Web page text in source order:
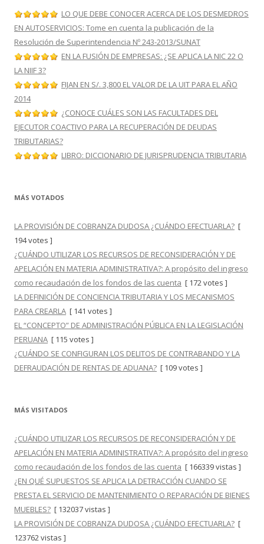
LO QUE DEBE CONOCER ACERCA DE LOS DESMEDROS
EN AUTOSERVICIOS: Tome en cuenta la publicación de la
Resolución de Superintendencia Nº 243-2013/SUNAT
EN LA FUSIÓN DE EMPRESAS: ¿SE APLICA LA NIC 22 O
LA NIIF 3?
FIJAN EN S/. 3,800 EL VALOR DE LA UIT PARA EL AÑO
2014
¿CONOCE CUÁLES SON LAS FACULTADES DEL
EJECUTOR COACTIVO PARA LA RECUPERACIÓN DE DEUDAS
TRIBUTARIAS?
LIBRO: DICCIONARIO DE JURISPRUDENCIA TRIBUTARIA
MÁS VOTADOS
LA PROVISIÓN DE COBRANZA DUDOSA ¿CUÁNDO EFECTUARLA? [
194 votes ]
¿CUÁNDO UTILIZAR LOS RECURSOS DE RECONSIDERACIÓN Y DE
APELACIÓN EN MATERIA ADMINISTRATIVA?: A propósito del ingreso
como recaudación de los fondos de las cuenta [ 172 votes ]
LA DEFINICIÓN DE CONCIENCIA TRIBUTARIA Y LOS MECANISMOS
PARA CREARLA [ 141 votes ]
EL “CONCEPTO” DE ADMINISTRACIÓN PÚBLICA EN LA LEGISLACIÓN
PERUANA [ 115 votes ]
¿CUÁNDO SE CONFIGURAN LOS DELITOS DE CONTRABANDO Y LA
DEFRAUDACIÓN DE RENTAS DE ADUANA? [ 109 votes ]
MÁS VISITADOS
¿CUÁNDO UTILIZAR LOS RECURSOS DE RECONSIDERACIÓN Y DE
APELACIÓN EN MATERIA ADMINISTRATIVA?: A propósito del ingreso
como recaudación de los fondos de las cuenta [ 166339 vistas ]
¿EN QUÉ SUPUESTOS SE APLICA LA DETRACCIÓN CUANDO SE
PRESTA EL SERVICIO DE MANTENIMIENTO O REPARACIÓN DE BIENES
MUEBLES? [ 132037 vistas ]
LA PROVISIÓN DE COBRANZA DUDOSA ¿CUÁNDO EFECTUARLA? [
123762 vistas ]